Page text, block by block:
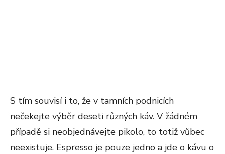
S tím souvisí i to, že v tamních podnicích
nečekejte výběr deseti různých káv. V žádném
případě si neobjednávejte pikolo, to totiž vůbec
neexistuje. Espresso je pouze jedno a jde o kávu o